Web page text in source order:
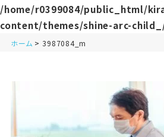
/home/r0399084/public_html/
content/themes/shine-arc-
ホーム 3987084_m